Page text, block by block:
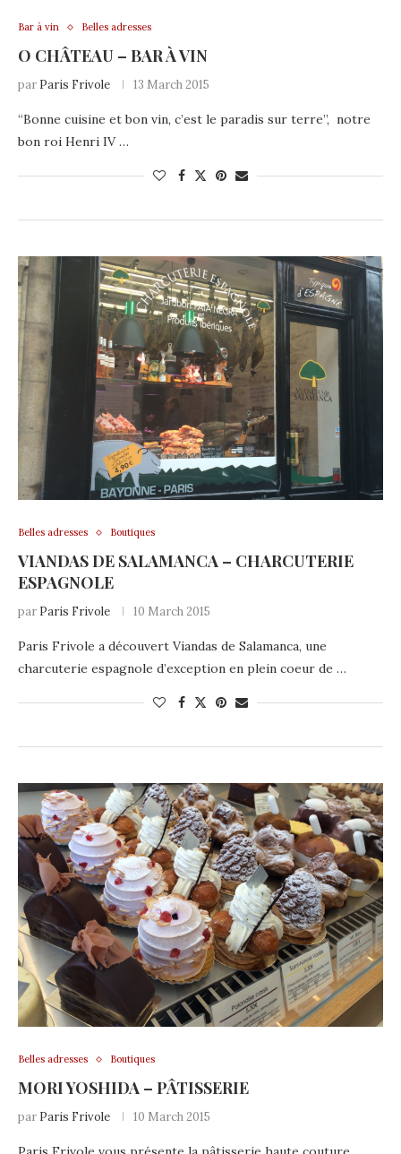
Bar à vin Belles adresses
O CHÂTEAU – BAR À VIN
par Paris Frivole 13 March 2015
“Bonne cuisine et bon vin, c’est le paradis sur terre”, notre
bon roi Henri IV …
Belles adresses Boutiques
VIANDAS DE SALAMANCA – CHARCUTERIE
ESPAGNOLE
par Paris Frivole 10 March 2015
Paris Frivole a découvert Viandas de Salamanca, une
charcuterie espagnole d’exception en plein coeur de …
Belles adresses Boutiques
MORI YOSHIDA – PÂTISSERIE
par Paris Frivole 10 March 2015